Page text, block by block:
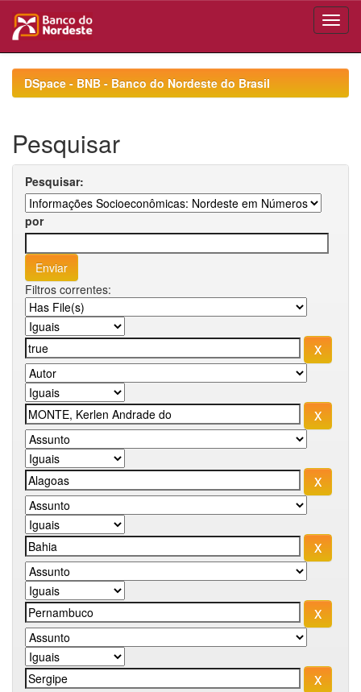
navigationDSpace - BNB - Banco do Nordeste do Brasil
Pesquisar
Pesquisar:
por
Filtros correntes: